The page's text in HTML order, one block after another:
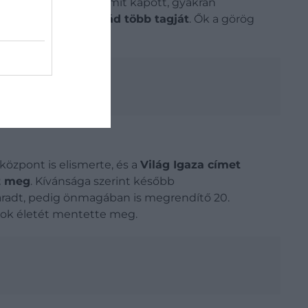
a Cohen család több tagját. Ők a görög
kerülhet.
is elismerte, és a Világ Igaza címet
meg. Kívánsága szerint később
pedig önmagában is megrendítő 20.
életét mentette meg.